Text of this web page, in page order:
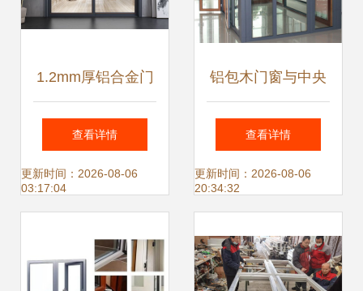
1.2mm厚铝合金门
窗应用与价格分析
及空调设备区域
查看详情
更新时间：2026-08-06
03:17:04
铝包木门窗与中央
空调系统的协同设
计 节能与舒适的新
查看详情
更新时间：2026-08-06
20:34:32